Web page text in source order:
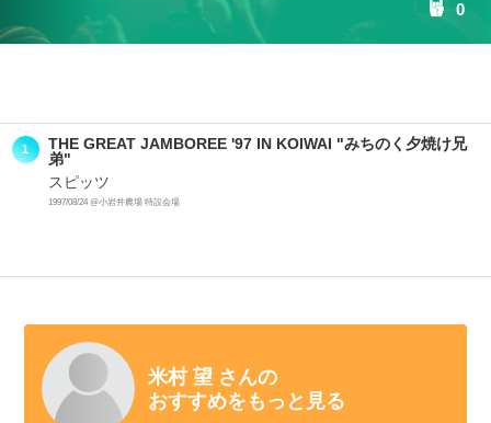
0
1
THE GREAT JAMBOREE '97 IN KOIWAI "みちのく夕焼け兄
弟"
スピッツ
1997/08/24 @小岩井農場 特設会場
米村 望 さんの
おすすめをもっと見る